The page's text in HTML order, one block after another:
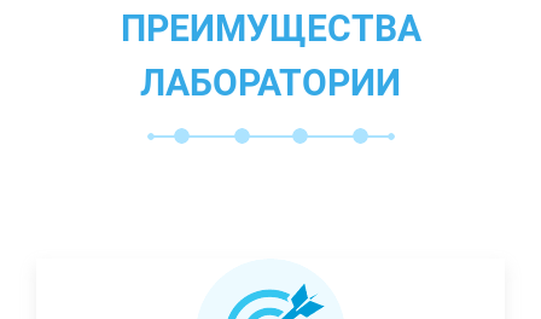
ПРЕИМУЩЕСТВА
ЛАБОРАТОРИИ